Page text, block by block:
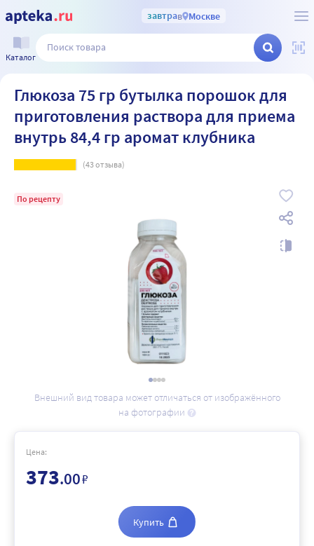
завтрав Москве
Каталог
Глюкоза 75 гр бутылка порошок для
приготовления раствора для приема
внутрь 84,4 гр аромат клубника
(43отзыва)
По рецепту
Внешний вид товара может отличаться от изображённого
на фотографии
Цена:
373.00₽
Купить